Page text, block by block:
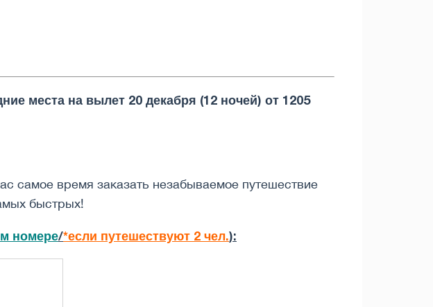
места на вылет 20 декабря (12 ночей) от 1205
самое время заказать незабываемое путешествие
быстрых!
номере/*если путешествуют 2 чел.):